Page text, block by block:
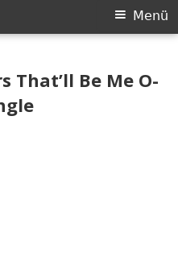
Menü
That’ll Be Me O-